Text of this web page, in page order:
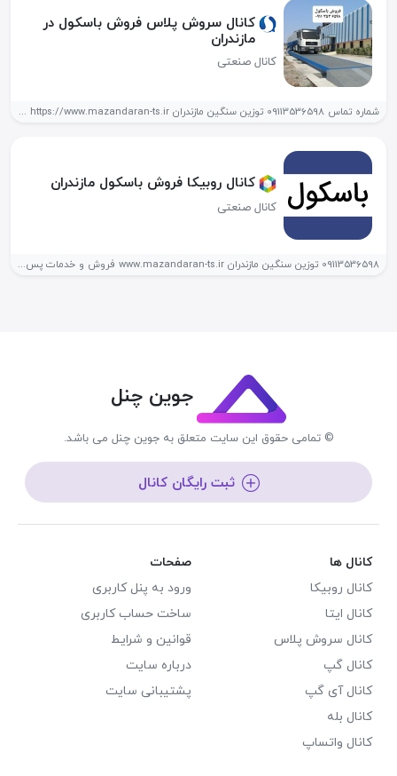
کانال سروش پلاس فروش باسکول در
مازندران
کانال صنعتی
شماره تماس 09113536598 توزین سنگین مازندران https://www.mazandaran-ts.ir فروش و خدمات پس از...
کانال روبیکا فروش باسکول مازندران
کانال صنعتی
09113536598 توزین سنگین مازندران www.mazandaran-ts.ir فروش و خدمات پس از فروش باسکول...
جوین چنل
© تمامی حقوق این سایت متعلق به جوین چنل می باشد.
ثبت رایگان کانال
کانال ها
کانال روبیکا
کانال ایتا
کانال سروش پلاس
کانال گپ
کانال آی گپ
کانال بله
کانال واتساپ
صفحات
ورود به پنل کاربری
ساخت حساب کاربری
قوانین و شرایط
درباره سایت
پشتیبانی سایت